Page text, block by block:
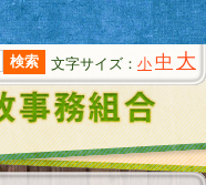
文字サイズ： 小 中 大